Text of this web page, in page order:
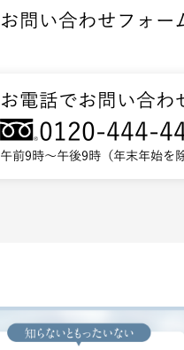
お問い合わせフォー
お電話でお問い合わ
0120-444-
午前9時～午後9時（年末年始を